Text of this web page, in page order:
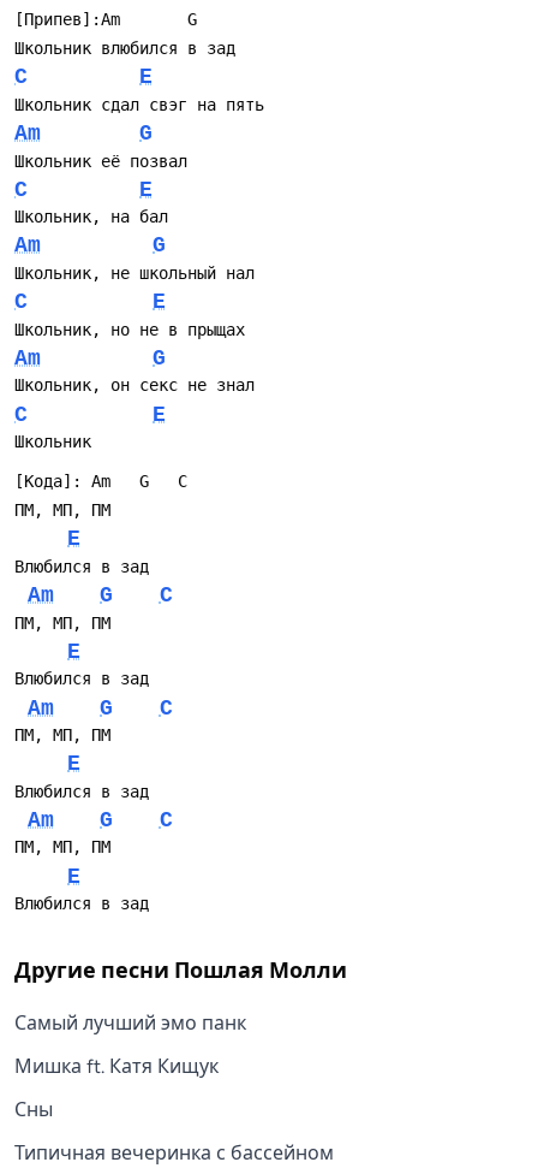
[Припев]:Am       G
Школьник влюбился в зад
C E
Школьник сдал свэг на пять
Am G
Школьник её позвал
C E
Школьник, на бал
Am G
Школьник, не школьный нал
C E
Школьник, но не в прыщах
Am G
Школьник, он секс не знал
C E
Школьник
[Кода]: Am   G   C
ПМ, МП, ПМ
E
Влюбился в зад
Am G C
ПМ, МП, ПМ
E
Влюбился в зад
Am G C
ПМ, МП, ПМ
E
Влюбился в зад
Am G C
ПМ, МП, ПМ
E
Влюбился в зад
Другие песни Пошлая Молли
Самый лучший эмо панк
Мишка ft. Катя Кищук
Сны
Типичная вечеринка с бассейном